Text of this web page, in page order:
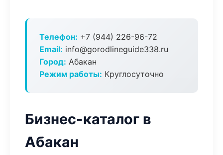
Телефон: +7 (944) 226-96-72
Email: info@gorodlineguide338.ru
Город: Абакан
Режим работы: Круглосуточно
Бизнес-каталог в
Абакан